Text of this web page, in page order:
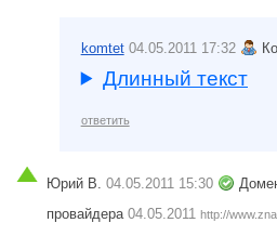
komtet 04.05.2011 17:32
Длинный текст
ответить
Юрий В.04.05.2011 15:30
провайдера04.05.2011 http://